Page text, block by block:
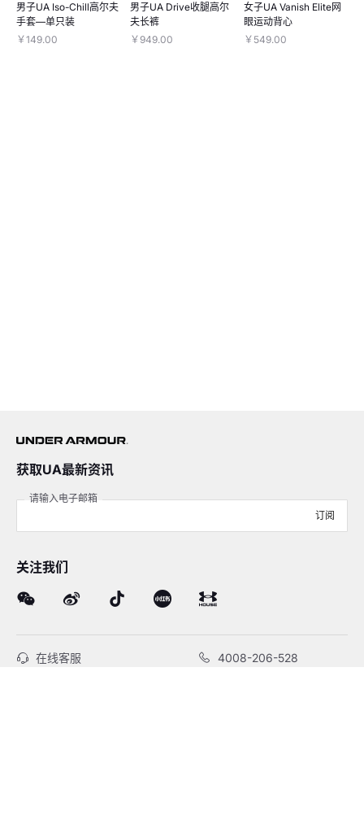
男子UA Iso-Chill高尔夫
手套—单只装
￥149.00
男子UA Drive收腿高尔
夫长裤
￥949.00
女子UA Vanish Elite网
眼运动背心
￥549.00
获取UA最新资讯
请输入电子邮箱
订阅
关注我们
在线客服 4008-206-528